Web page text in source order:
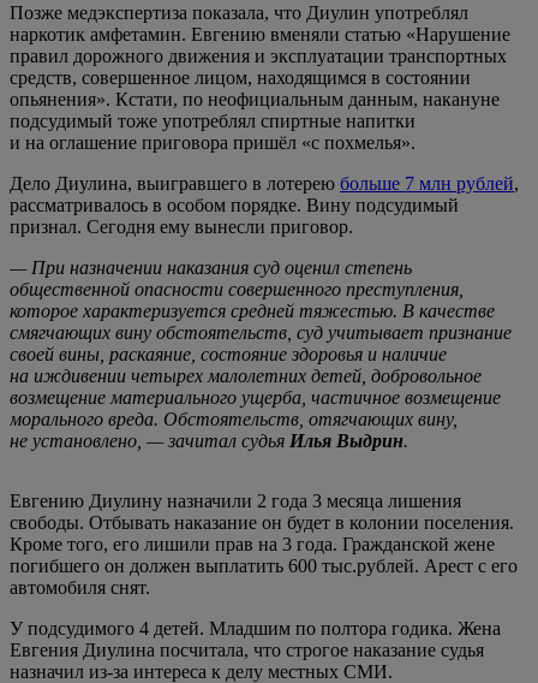
Позже медэкспертиза показала, что Диулин употреблял
наркотик амфетамин. Евгению вменяли статью «Нарушение
правил дорожного движения и эксплуатации транспортных
средств, совершенное лицом, находящимся в состоянии
опьянения». Кстати, по неофициальным данным, накануне
подсудимый тоже употреблял спиртные напитки
и на оглашение приговора пришёл «с похмелья».
Дело Диулина, выигравшего в лотерею больше 7 млн рублей,
рассматривалось в особом порядке. Вину подсудимый
признал. Сегодня ему вынесли приговор.
— При назначении наказания суд оценил степень
общественной опасности совершенного преступления,
которое характеризуется средней тяжестью. В качестве
смягчающих вину обстоятельств, суд учитывает признание
своей вины, раскаяние, состояние здоровья и наличие
на иждивении четырех малолетних детей, добровольное
возмещение материального ущерба, частичное возмещение
морального вреда. Обстоятельств, отягчающих вину,
не установлено, — зачитал судья Илья Выдрин.
Евгению Диулину назначили 2 года 3 месяца лишения
свободы. Отбывать наказание он будет в колонии поселения.
Кроме того, его лишили прав на 3 года. Гражданской жене
погибшего он должен выплатить 600 тыс.рублей. Арест с его
автомобиля снят.
У подсудимого 4 детей. Младшим по полтора годика. Жена
Евгения Диулина посчитала, что строгое наказание судья
назначил из-за интереса к делу местных СМИ.